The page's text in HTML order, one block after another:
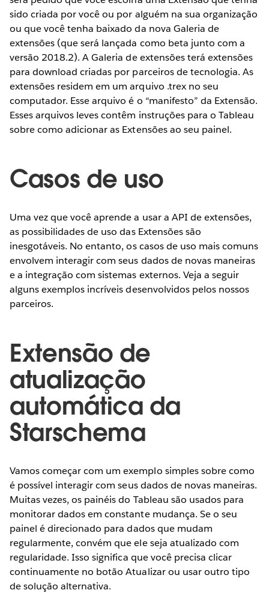
sido criada por você ou por alguém na sua organização
ou que você tenha baixado da nova Galeria de
extensões (que será lançada como beta junto com a
versão 2018.2). A Galeria de extensões terá extensões
para download criadas por parceiros de tecnologia. As
extensões residem em um arquivo .trex no seu
computador. Esse arquivo é o “manifesto” da Extensão.
Esses arquivos leves contêm instruções para o Tableau
sobre como adicionar as Extensões ao seu painel.
Casos de uso
Uma vez que você aprende a usar a API de extensões,
as possibilidades de uso das Extensões são
inesgotáveis. No entanto, os casos de uso mais comuns
envolvem interagir com seus dados de novas maneiras
e a integração com sistemas externos. Veja a seguir
alguns exemplos incríveis desenvolvidos pelos nossos
parceiros.
Extensão de
atualização
automática da
Starschema
Vamos começar com um exemplo simples sobre como
é possível interagir com seus dados de novas maneiras.
Muitas vezes, os painéis do Tableau são usados para
monitorar dados em constante mudança. Se o seu
painel é direcionado para dados que mudam
regularmente, convém que ele seja atualizado com
regularidade. Isso significa que você precisa clicar
continuamente no botão Atualizar ou usar outro tipo
de solução alternativa.